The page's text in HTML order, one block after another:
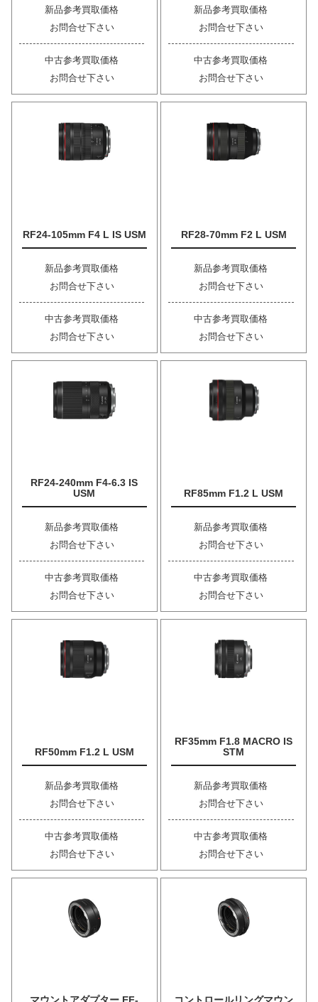
新品参考買取価格
お問合せ下さい
中古参考買取価格
お問合せ下さい
新品参考買取価格
お問合せ下さい
中古参考買取価格
お問合せ下さい
RF24-105mm F4 L IS USM
新品参考買取価格
お問合せ下さい
中古参考買取価格
お問合せ下さい
RF28-70mm F2 L USM
新品参考買取価格
お問合せ下さい
中古参考買取価格
お問合せ下さい
RF24-240mm F4-6.3 IS
USM
新品参考買取価格
お問合せ下さい
中古参考買取価格
お問合せ下さい
RF85mm F1.2 L USM
新品参考買取価格
お問合せ下さい
中古参考買取価格
お問合せ下さい
RF50mm F1.2 L USM
新品参考買取価格
お問合せ下さい
中古参考買取価格
お問合せ下さい
RF35mm F1.8 MACRO IS
STM
新品参考買取価格
お問合せ下さい
中古参考買取価格
お問合せ下さい